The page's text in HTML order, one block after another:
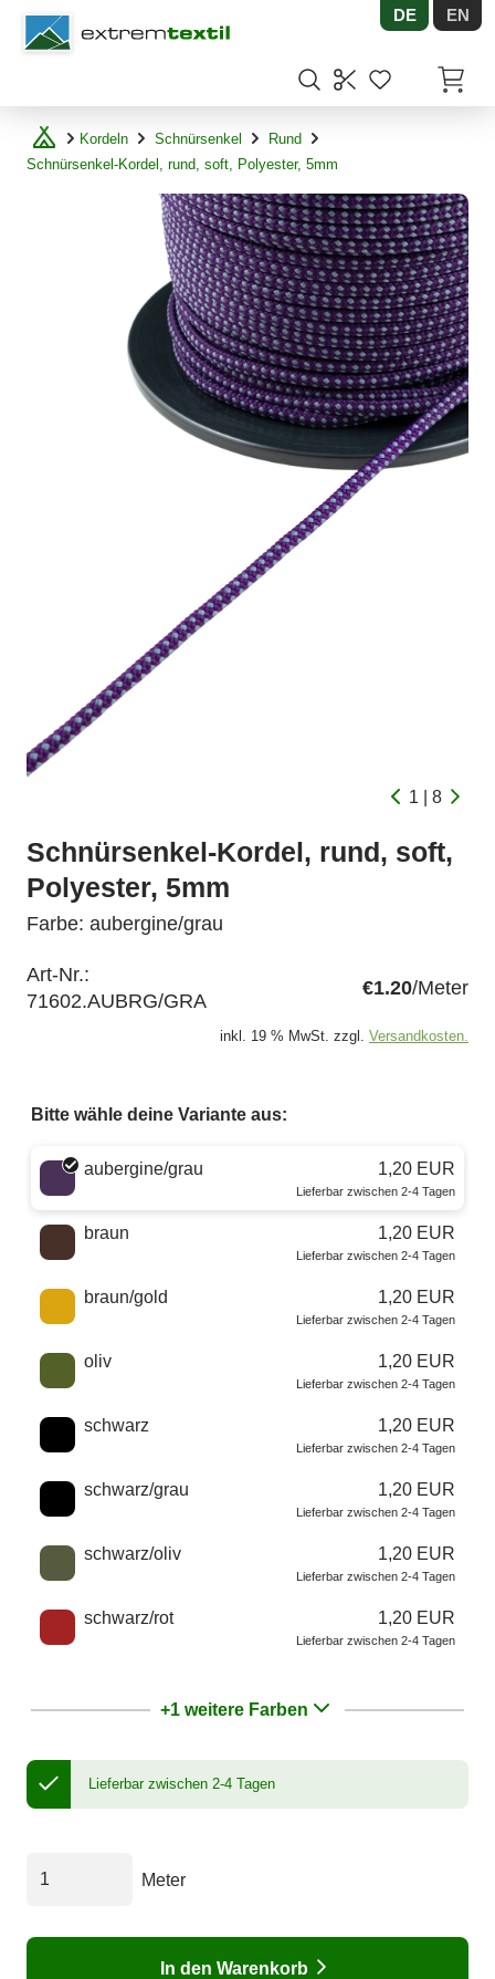
Shopware DE EN
Kordeln Schnürsenkel
Rund
Schnürsenkel-Kordel, rund, soft, Polyester, 5mm
1 | 8
Schnürsenkel-Kordel, rund, soft,
Polyester, 5mm
Farbe: aubergine/grau
Art-Nr.:
71602.AUBRG/GRA
€1.20/Meter
inkl. 19 % MwSt. zzgl. Versandkosten.
Bitte wähle deine Variante aus:
Wähle eine Farbe
aubergine/grau 1,20 EUR
Lieferbar zwischen 2-4 Tagen
braun 1,20 EUR
Lieferbar zwischen 2-4 Tagen
braun/gold 1,20 EUR
Lieferbar zwischen 2-4 Tagen
oliv 1,20 EUR
Lieferbar zwischen 2-4 Tagen
schwarz 1,20 EUR
Lieferbar zwischen 2-4 Tagen
schwarz/grau 1,20 EUR
Lieferbar zwischen 2-4 Tagen
schwarz/oliv 1,20 EUR
Lieferbar zwischen 2-4 Tagen
schwarz/rot 1,20 EUR
Lieferbar zwischen 2-4 Tagen
+1 weitere Farben
Lieferbar zwischen 2-4 Tagen
Meter
In den Warenkorb